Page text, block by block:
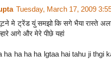
Tuesday, March 17, 2009
मे ट्रेंड युं समझो कि सगे भैया रास्ते
आगे और मेरे पीछे यहां
ha ha ha ha lgtaa hai tahu ji thgi